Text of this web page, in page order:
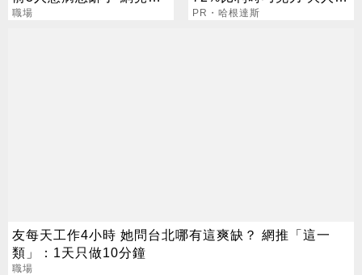
節：不理解
職場
爆紅！
PR・哈根達斯
友每天工作4小時 她問台北哪有這爽缺？ 網推「這一
類」：1天只做10分鐘
職場